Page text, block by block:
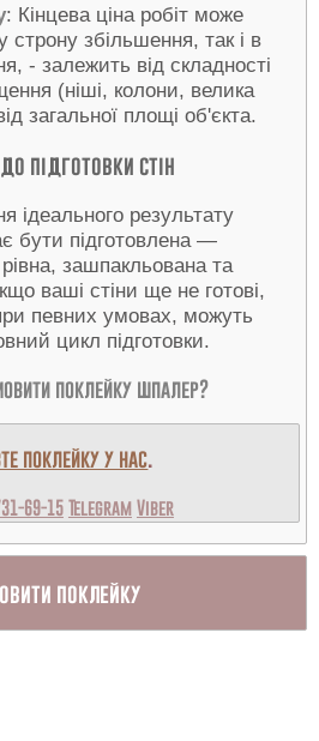
: Кінцева ціна робіт може
строну збільшення, так і в
- залежить від складності
(ніші, колони, велика
загальної площі об'єкта.
підготовки стін
ідеального результату
бути підготовлена —
зашпакльована та
ваші стіни ще не готові,
певних умовах, можуть
цикл підготовки.
поклейку шпалер?
поклейку у нас.
69-15TelegramViber
поклейку